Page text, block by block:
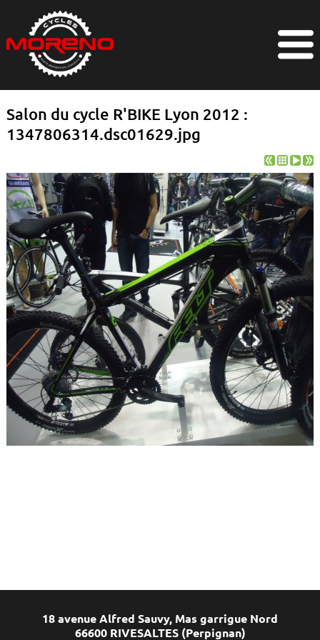
Salon du cycle R'BIKE Lyon 2012 :
1347806314.dsc01629.jpg
18 avenue Alfred Sauvy, Mas garrigue Nord
66600 RIVESALTES (Perpignan)